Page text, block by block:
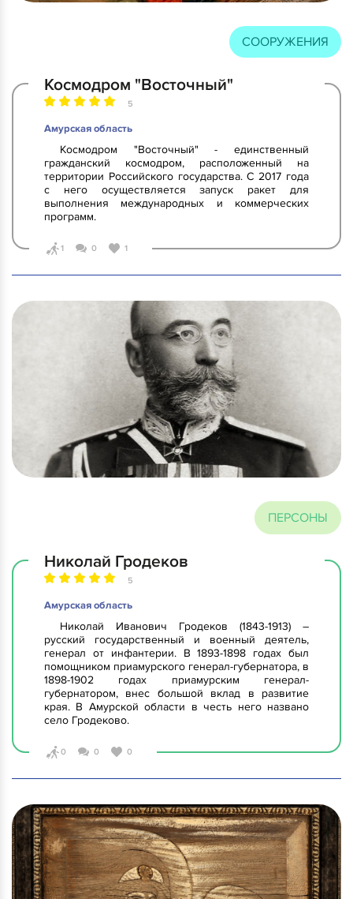
СООРУЖЕНИЯ
Космодром "Восточный"
5
Амурская область
Космодром "Восточный" - единственный
гражданский космодром, расположенный на
территории Российского государства. С 2017 года
с него осуществляется запуск ракет для
выполнения международных и коммерческих
программ.
1 0 1
ПЕРСОНЫ
Николай Гродеков
5
Амурская область
Николай Иванович Гродеков (1843-1913) –
русский государственный и военный деятель,
генерал от инфантерии. В 1893-1898 годах был
помощником приамурского генерал-губернатора, в
1898-1902 годах приамурским генерал-
губернатором, внес большой вклад в развитие
края. В Амурской области в честь него названо
село Гродеково.
0 0 0